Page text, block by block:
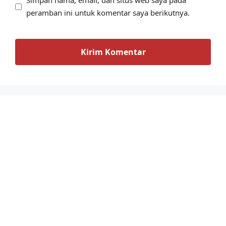
peramban ini untuk komentar saya berikutnya.